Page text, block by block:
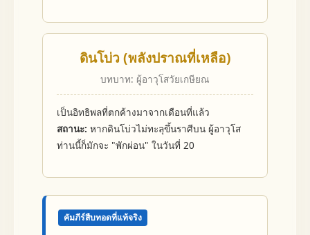
ดินโบ่ว (พลังปราณที่เหลือ)
บทบาท: ผู้อาวุโสวัยเกษียณ
เป็นอิทธิพลที่ตกค้างมาจากเดือนที่แล้ว
สถานะ: หากดินโบ่วไม่ทะลุขึ้นราศีบน ผู้อาวุโส
ท่านนี้ก็มักจะ "พักผ่อน" ในวันที่ 20
คัมภีร์สืบทอดที่แท้จริง